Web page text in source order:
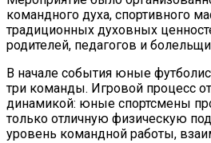
командного духа, спортивного
традиционных духовных
родителей, педагогов и
В начале события юные
три команды. Игровой процесс
динамикой: юные спортсмены
только отличную физическую
уровень командной работы,